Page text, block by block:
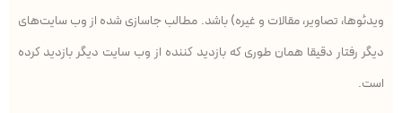
ویدئوها، تصاویر، مقالات و غیره) باشد. مطالب جاسازی شده از وب سایت‌های
دیگر رفتار دقیقا همان طوری که بازدید کننده از وب سایت دیگر بازدید کرده
است.